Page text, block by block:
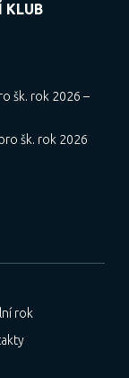
KLUB
šk. rok 2026 –
šk. rok 2026
rok